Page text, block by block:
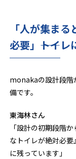
「人が集ま
必要」――トイ
monakaの設計段階
備です。
東海林さん
「設計の初期段階
なトイレが絶対必
に残っています」